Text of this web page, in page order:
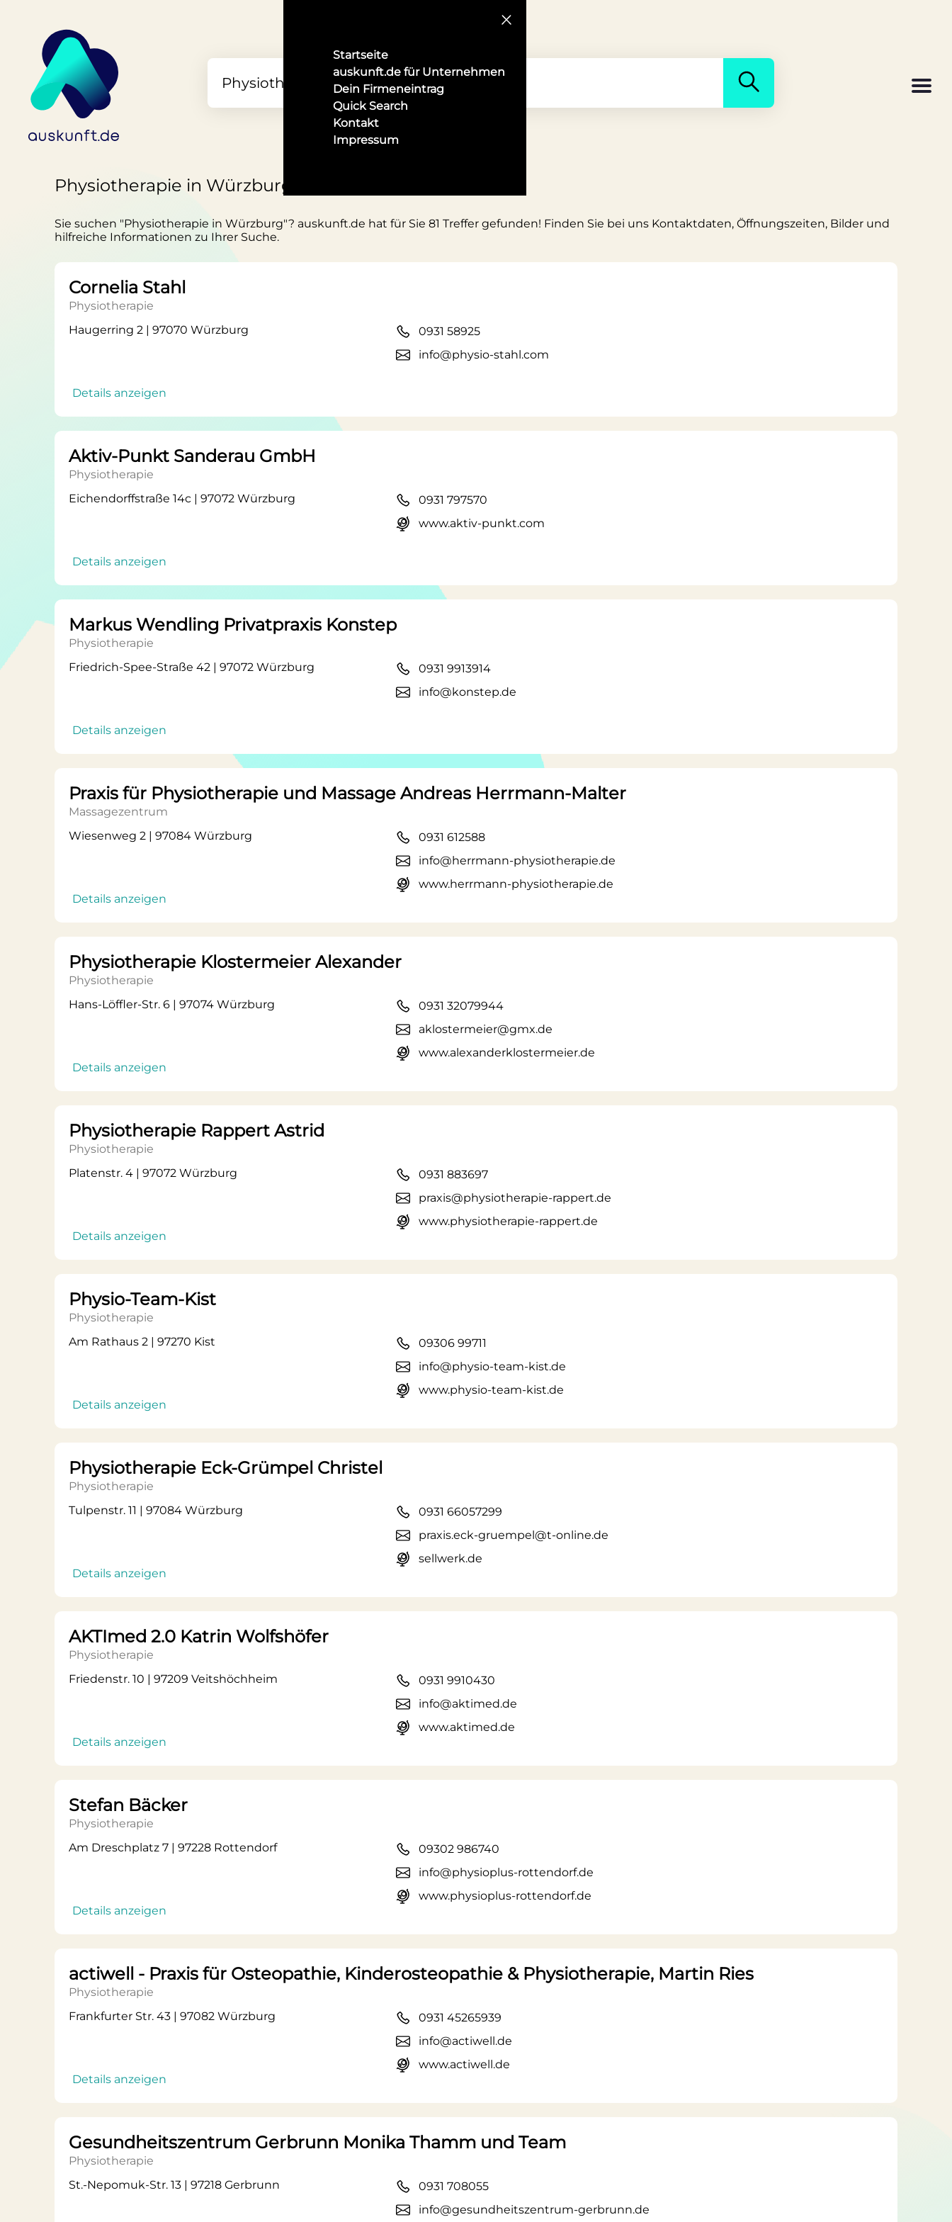
Startseite
auskunft.de für Unternehmen
Dein Firmeneintrag
Quick Search
Kontakt
Impressum
Physiotherapie in Würzburg
Sie suchen "Physiotherapie in Würzburg"? auskunft.de hat für Sie 81 Treffer gefunden! Finden Sie bei uns Kontaktdaten, Öffnungszeiten, Bilder und
hilfreiche Informationen zu Ihrer Suche.
Cornelia Stahl
Physiotherapie
Haugerring 2 | 97070 Würzburg
Details anzeigen
0931 58925
info@physio-stahl.com
Aktiv-Punkt Sanderau GmbH
Physiotherapie
Eichendorffstraße 14c | 97072 Würzburg
Details anzeigen
0931 797570
www.aktiv-punkt.com
Markus Wendling Privatpraxis Konstep
Physiotherapie
Friedrich-Spee-Straße 42 | 97072 Würzburg
Details anzeigen
0931 9913914
info@konstep.de
Praxis für Physiotherapie und Massage Andreas Herrmann-Malter
Massagezentrum
Wiesenweg 2 | 97084 Würzburg
Details anzeigen
0931 612588
info@herrmann-physiotherapie.de
www.herrmann-physiotherapie.de
Physiotherapie Klostermeier Alexander
Physiotherapie
Hans-Löffler-Str. 6 | 97074 Würzburg
Details anzeigen
0931 32079944
aklostermeier@gmx.de
www.alexanderklostermeier.de
Physiotherapie Rappert Astrid
Physiotherapie
Platenstr. 4 | 97072 Würzburg
Details anzeigen
0931 883697
praxis@physiotherapie-rappert.de
www.physiotherapie-rappert.de
Physio-Team-Kist
Physiotherapie
Am Rathaus 2 | 97270 Kist
Details anzeigen
09306 99711
info@physio-team-kist.de
www.physio-team-kist.de
Physiotherapie Eck-Grümpel Christel
Physiotherapie
Tulpenstr. 11 | 97084 Würzburg
Details anzeigen
0931 66057299
praxis.eck-gruempel@t-online.de
sellwerk.de
AKTImed 2.0 Katrin Wolfshöfer
Physiotherapie
Friedenstr. 10 | 97209 Veitshöchheim
Details anzeigen
0931 9910430
info@aktimed.de
www.aktimed.de
Stefan Bäcker
Physiotherapie
Am Dreschplatz 7 | 97228 Rottendorf
Details anzeigen
09302 986740
info@physioplus-rottendorf.de
www.physioplus-rottendorf.de
actiwell - Praxis für Osteopathie, Kinderosteopathie & Physiotherapie, Martin Ries
Physiotherapie
Frankfurter Str. 43 | 97082 Würzburg
Details anzeigen
0931 45265939
info@actiwell.de
www.actiwell.de
Gesundheitszentrum Gerbrunn Monika Thamm und Team
Physiotherapie
St.-Nepomuk-Str. 13 | 97218 Gerbrunn
0931 708055
info@gesundheitszentrum-gerbrunn.de